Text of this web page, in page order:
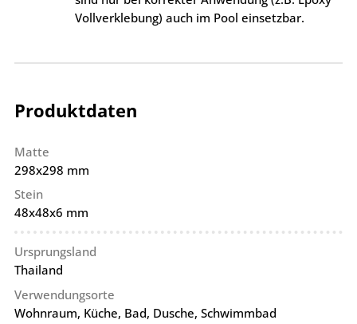
Vollverklebung) auch im Pool einsetzbar.
Produktdaten
Matte
298x298 mm
Stein
48x48x6 mm
Ursprungsland
Thailand
Verwendungsorte
Wohnraum, Küche, Bad, Dusche, Schwimmbad